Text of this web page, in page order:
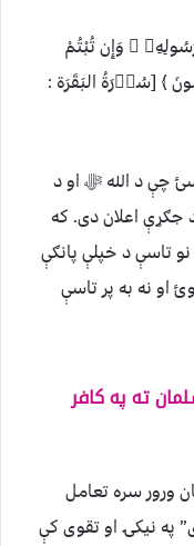
وَإِن تُبْتُمْ
﴾ [سُوۡرَةُ البَقَرَة :
چې د الله ﷻ او د
جګړې اعلان دى. كه
تاسې د خپلې پانګې
او نه به پر تاسې
ته په کافر
ورور سره تعامل
په نیکۍ او تقوی کې